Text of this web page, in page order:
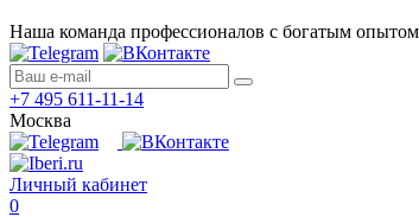
Наша команда профессионалов с богатым опытом
+7 495 611-11-14
Москва
Личный кабинет
0